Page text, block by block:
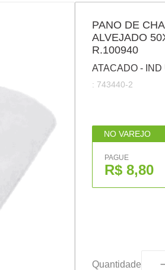
PANO DE
ALVEJADO
R.100940
ATACADO - IND
: 743440-2
NO VAREJO
PAGUE
R$ 8,80
Quantidade